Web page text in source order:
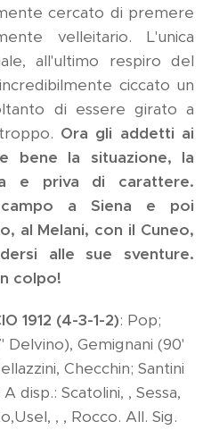
cercato di premere
velleitario. L'unica
all'ultimo respiro del
ciccato un
di essere girato a
Ora gli addetti ai
bene la situazione, la
e priva di carattere.
a Siena e poi
al Melani, con il Cuneo,
alle sue sventure.
colpo!
1912 (4-3-1-2): Pop;
Delvino), Gemignani (90'
Checchin; Santini
disp.: Scatolini, , Sessa,
, , Rocco. All. Sig.